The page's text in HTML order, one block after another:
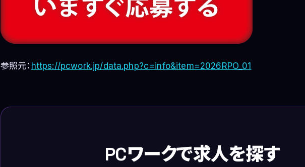
参照元： https://pcwork.jp/data.php?c=info&item=2026RPO_01
PCワークで求人を探す